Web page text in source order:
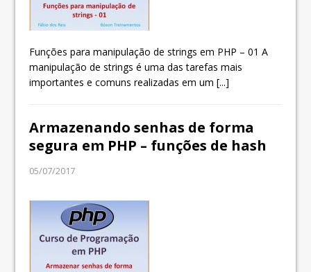
Funções para manipulação de strings em PHP – 01 A
manipulação de strings é uma das tarefas mais
importantes e comuns realizadas em um[...]
Armazenando senhas de forma
segura em PHP – funções de hash
05/07/2017